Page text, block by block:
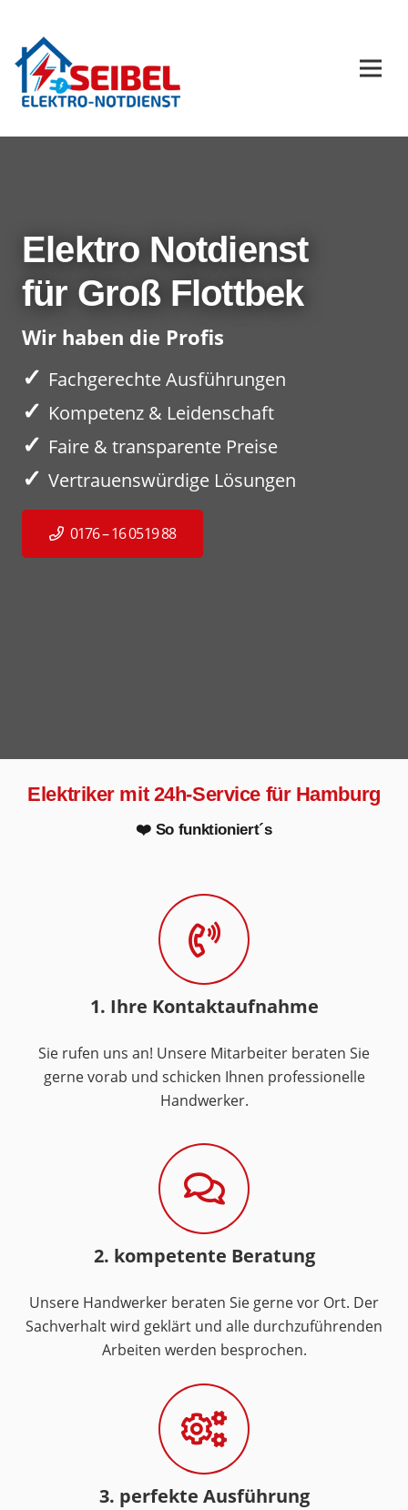
Elektro Notdienst
für Groß Flottbek
Wir haben die Profis
✓ Fachgerechte Ausführungen
✓ Kompetenz & Leidenschaft
✓ Faire & transparente Preise
✓ Vertrauenswürdige Lösungen
0176 – 16 0519 88
Elektriker mit 24h-Service für Hamburg
❤️ So funktioniert´s
1. Ihre Kontaktaufnahme
Sie rufen uns an! Unsere Mitarbeiter beraten Sie
gerne vorab und schicken Ihnen professionelle
Handwerker.
2. kompetente Beratung
Unsere Handwerker beraten Sie gerne vor Ort. Der
Sachverhalt wird geklärt und alle durchzuführenden
Arbeiten werden besprochen.
3. perfekte Ausführung